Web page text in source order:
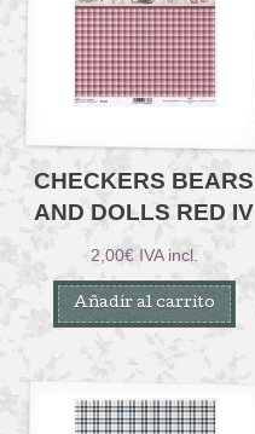
CHECKERS BEARS
AND DOLLS RED IV
2,00€ IVA incl.
Añadir al carrito